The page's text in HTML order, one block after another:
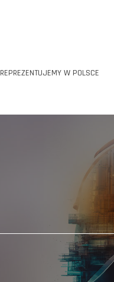
REPREZENTUJEMY W POLSCE